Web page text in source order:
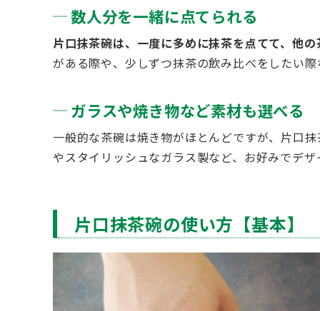
数人分を一緒に点てられる
片口抹茶碗は、一度に多めに抹茶を点てて、他
がある際や、少しずつ抹茶の飲み比べをしたい
ガラスや焼き物など素材も選べる
一般的な茶碗は焼き物がほとんどですが、片口
やスタイリッシュなガラス製など、お好みでデ
片口抹茶碗の使い方【基本】